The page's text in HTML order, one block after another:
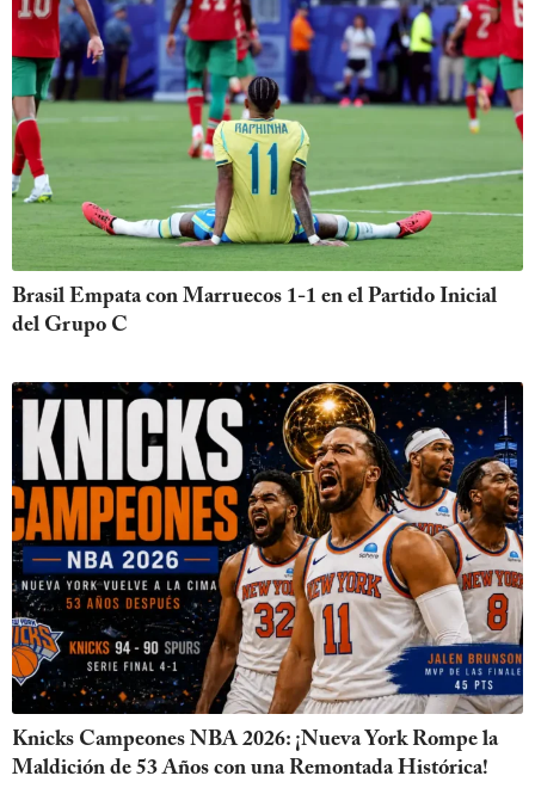
Brasil Empata con Marruecos 1-1 en el Partido Inicial
del Grupo C
Knicks Campeones NBA 2026: ¡Nueva York Rompe la
Maldición de 53 Años con una Remontada Histórica!